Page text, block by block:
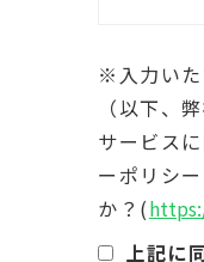
※入力いた
（以下、
サービス
ーポリシ
か？ (
上記に